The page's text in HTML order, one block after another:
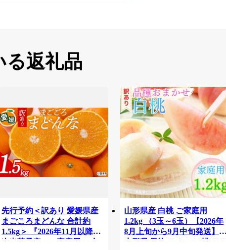
る返礼品
先行予約＜訳あり 愛媛県産
まごころまどんな 合計約
1.5kg＞ 『2026年11月以降順
次出荷予定』ご家庭用 ご自
山形県産 白桃 ご家庭用
1.2kg （3玉～6玉）【2026年
8月上旬から9月中旬発送】
山形県 果物 フルーツ 桃 モモ